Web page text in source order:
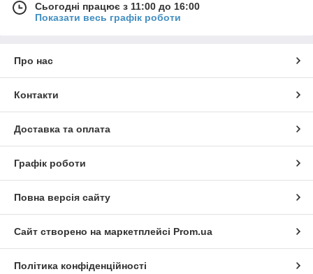
Сьогодні працює з 11:00 до 16:00
Показати весь графік роботи
Про нас
Контакти
Доставка та оплата
Графік роботи
Повна версія сайту
Сайт створено на маркетплейсі Prom.ua
Політика конфіденційності